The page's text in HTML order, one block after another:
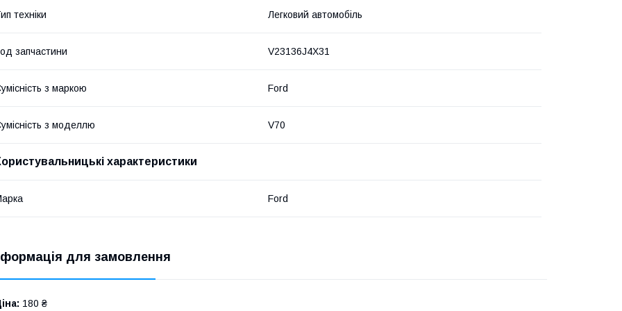
техніки Легковий автомобіль
запчастини V23136J4X31
з маркою Ford
з моделлю V70
характеристики
Ford
для замовлення
180 ₴